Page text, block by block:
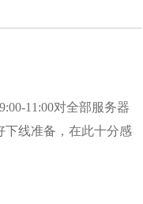
11:00对全部服务器
下线准备，在此十分感